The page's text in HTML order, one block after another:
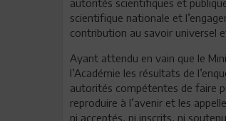
autorités scientifiques et
scientifique nationale et
contribution au savoir universel
Ayant attendu en vain que le
l’Académie les résultats de
autorités compétentes de faire
reproduire à l’avenir et les
ni acceptés, ni inscrits, ni